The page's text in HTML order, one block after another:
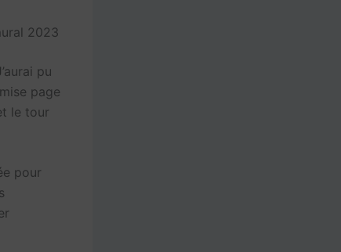
2023
pu
page
le tour
pour